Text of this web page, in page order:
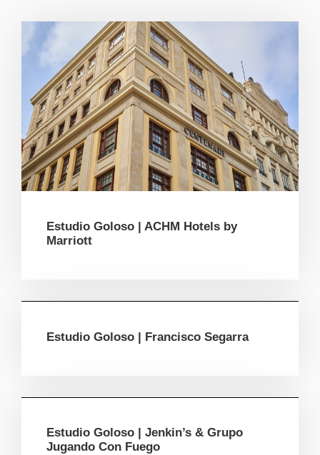
Estudio Goloso | ACHM Hotels by
Marriott
Estudio Goloso | Francisco Segarra
Estudio Goloso | Jenkin’s & Grupo
Jugando Con Fuego